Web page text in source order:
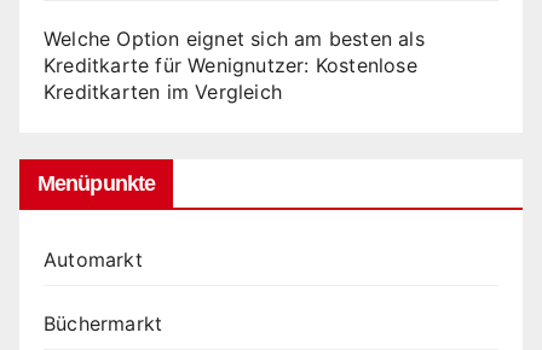
Welche Option eignet sich am besten als
Kreditkarte für Wenignutzer: Kostenlose
Kreditkarten im Vergleich
Menüpunkte
Automarkt
Büchermarkt